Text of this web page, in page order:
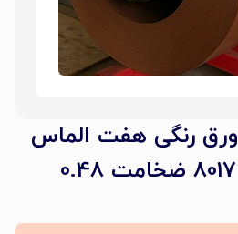
ورق رنگی هفت الماس
قهوه‌ای سوخته 8017 ضخامت 0.48